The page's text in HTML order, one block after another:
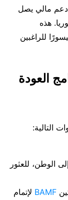
دعم مالي يصل
هذه
للراغبين
العودة
التالية:
الوطن، للعثور
BAMF لإتمام